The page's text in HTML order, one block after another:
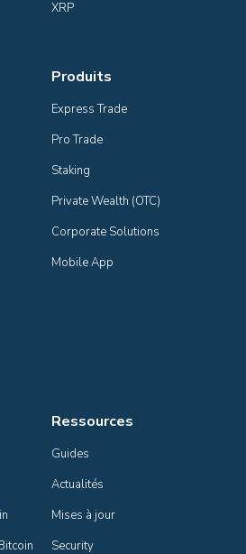
XRP
Produits
Express Trade
Pro Trade
Staking
Private Wealth (OTC)
Corporate Solutions
Mobile App
Ressources
Guides
Actualités
Mises à jour
Security